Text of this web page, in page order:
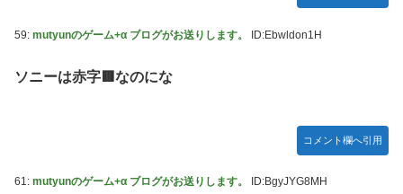
59: mutyunのゲーム+α ブログがお送りします。 ID:Ebwldon1H
ソニーは赤字🟥なのにな
コメント欄へ引用
61: mutyunのゲーム+α ブログがお送りします。 ID:BgyJYG8MH